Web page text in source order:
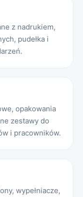
z nadrukiem,
pudełka i
opakowania
zestawy do
i pracowników.
wypełniacze,